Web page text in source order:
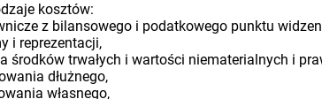
kosztów:
z bilansowego i podatkowego punktu
i reprezentacji,
środków trwałych i wartości niematerialnych i
dłużnego,
własnego,